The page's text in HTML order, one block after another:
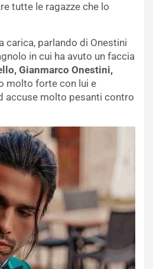
tutte le ragazze che lo
carica, parlando di Onestini
in cui ha avuto un faccia
Gianmarco Onestini,
molto forte con lui e
accuse molto pesanti contro